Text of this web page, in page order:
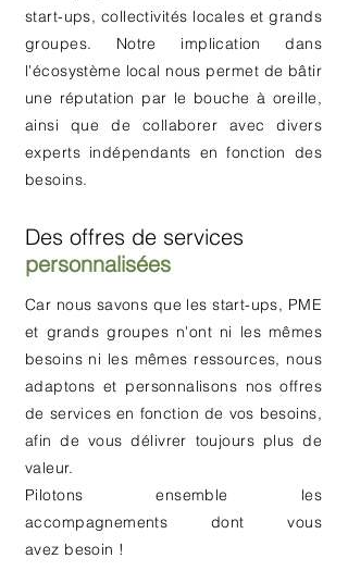
start-ups, collectivités locales et grands
groupes. Notre implication dans
l'écosystème local nous permet de bâtir
une réputation par le bouche à oreille,
ainsi que de collaborer avec divers
experts indépendants en fonction des
besoins.
Des offres de services
personnalisées
Car nous savons que les start-ups, PME
et grands groupes n'ont ni les mêmes
besoins ni les mêmes ressources, nous
adaptons et personnalisons nos offres
de services en fonction de vos besoins,
afin de vous délivrer toujours plus de
valeur.
Pilotons ensemble les
accompagnements dont vous
avez besoin !